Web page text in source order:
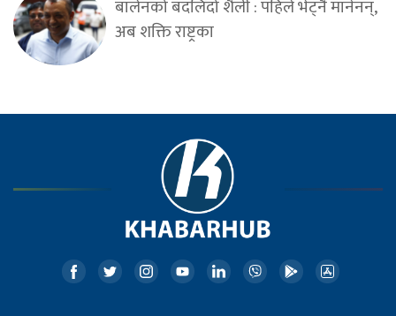
बालेनको बदलिँदो शैली : पहिले भेट्नै मानेनन्,
अब शक्ति राष्ट्रका